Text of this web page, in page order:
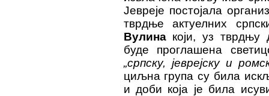
Јевреје постојала
тврдње актуелних
Вулинакоји, уз тврдњу
буде проглашена
„српску, јеврејску и
циљна група су била
и доби која је била